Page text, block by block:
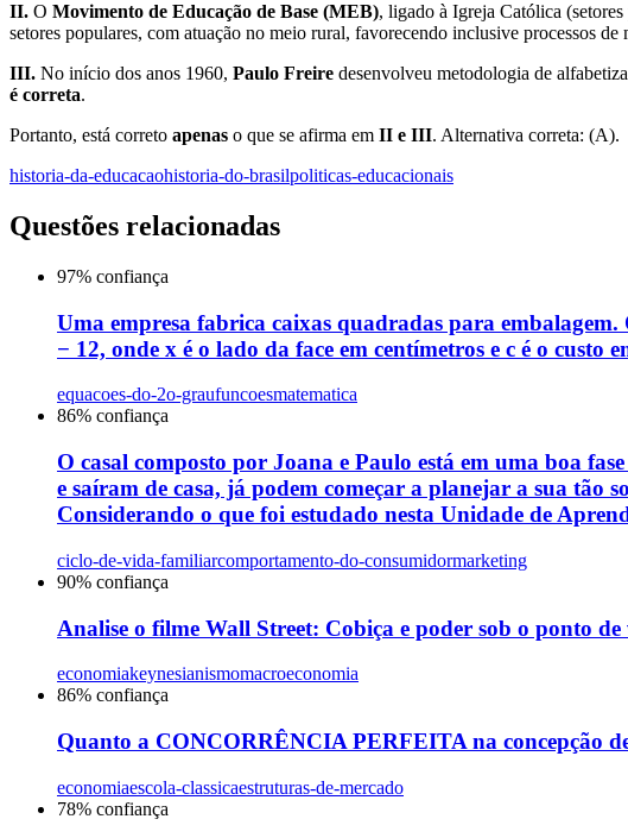
II. O Movimento de Educação de Base (MEB), ligado à Igreja Católica
setores populares, com atuação no meio rural, favorecendo inclusive processos
III. No início dos anos 1960, Paulo Freire desenvolveu metodologia de
é correta.
Portanto, está correto apenas o que se afirma em II e III. Alternativa correta: (A).
historia-da-educacaohistoria-do-brasilpoliticas-educacionais
Questões relacionadas
97% confiança
Uma empresa fabrica caixas quadradas para
− 12, onde x é o lado da face em centímetros e c é o custo
equacoes-do-2o-graufuncoesmatematica
86% confiança
O casal composto por Joana e Paulo está em uma boa
e saíram de casa, já podem começar a planejar a sua tão
Considerando o que foi estudado nesta Unidade de
ciclo-de-vida-familiarcomportamento-do-consumidormarketing
90% confiança
Analise o filme Wall Street: Cobiça e poder sob o ponto
economiakeynesianismomacroeconomia
86% confiança
Quanto a CONCORRÊNCIA PERFEITA na concepção
economiaescola-classicaestruturas-de-mercado
78% confiança